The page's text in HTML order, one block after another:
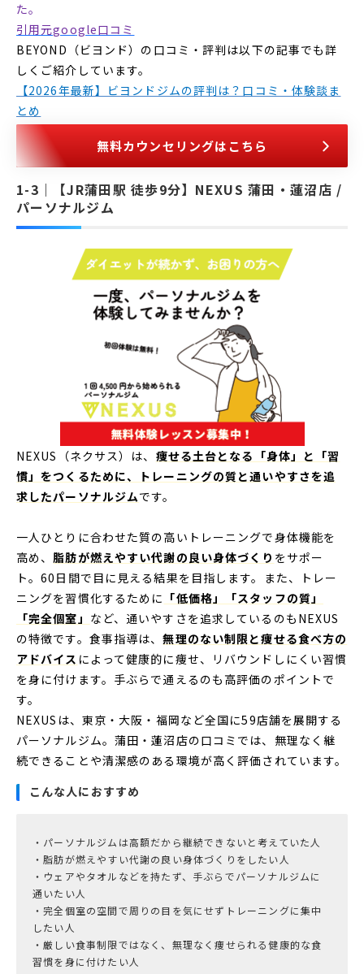
た。
引用元google口コミ
BEYOND（ビヨンド）の口コミ・評判は以下の記事でも詳
しくご紹介しています。
【2026年最新】ビヨンドジムの評判は？口コミ・体験談ま
とめ
無料カウンセリングはこちら
【JR蒲田駅 徒歩9分】NEXUS 蒲田・蓮沼店 /
パーソナルジム
NEXUS（ネクサス）は、 痩せる土台となる「身体」と「習
慣」をつくるために、トレーニングの質と通いやすさを追
求したパーソナルジムです。
一人ひとりに合わせた質の高いトレーニングで身体機能を
高め、脂肪が燃えやすい代謝の良い身体づくり をサポー
ト。60日間で目に見える結果を目指します。また、トレー
ニングを習慣化するために 「低価格」「スタッフの質」
「完全個室」 など、通いやすさを追求しているのもNEXUS
の特徴です。食事指導は、無理のない制限と痩せる食べ方の
アドバイス によって健康的に痩せ、リバウンドしにくい習慣
を身に付けます。手ぶらで通えるのも高評価のポイントで
す。
NEXUSは、東京・大阪・福岡など全国に59店舗を展開する
パーソナルジム。蒲田・蓮沼店の口コミでは、無理なく継
続できることや清潔感のある環境が高く評価されています。
こんな人におすすめ
・パーソナルジムは高額だから継続できないと考えていた人
・脂肪が燃えやすい代謝の良い身体づくりをしたい人
・ウェアやタオルなどを持たず、手ぶらでパーソナルジムに
通いたい人
・完全個室の空間で周りの目を気にせずトレーニングに集中
したい人
・厳しい食事制限ではなく、無理なく痩せられる健康的な食
習慣を身に付けたい人